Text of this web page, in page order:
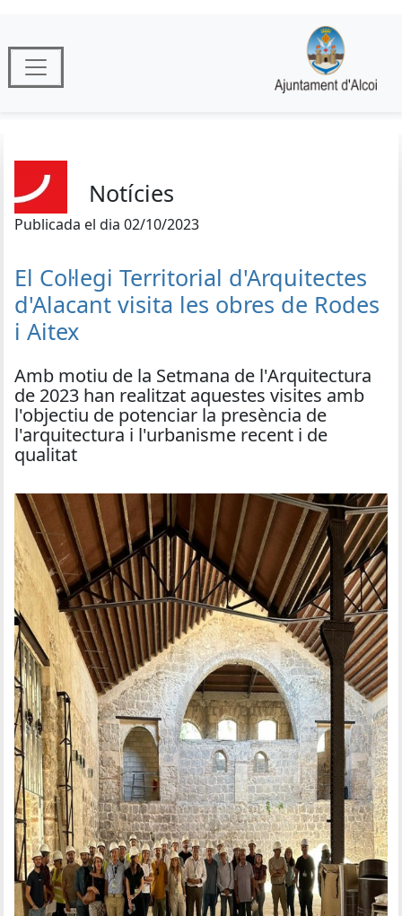
Notícies
Publicada el dia 02/10/2023
El Col·legi Territorial d'Arquitectes
d'Alacant visita les obres de Rodes
i Aitex
Amb motiu de la Setmana de l'Arquitectura
de 2023 han realitzat aquestes visites amb
l'objectiu de potenciar la presència de
l'arquitectura i l'urbanisme recent i de
qualitat